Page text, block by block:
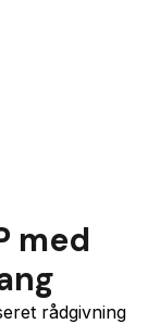
med
rådgivning